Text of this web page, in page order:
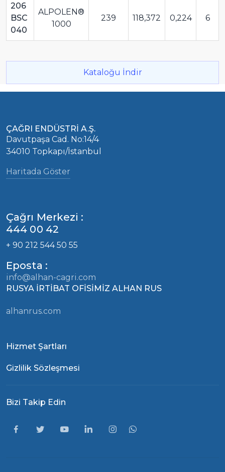
206
BSC
040
ALPOLEN®
1000
239 118,372 0,224 6
Kataloğu İndir
ÇAĞRI ENDÜSTRİ A.Ş.
Davutpaşa Cad. No:14/4
34010 Topkapı/İstanbul
Haritada Göster
Çağrı Merkezi :
444 00 42
+ 90 212 544 50 55
Eposta :
info@alhan-cagri.com
RUSYA İRTİBAT OFİSİMİZ ALHAN RUS
alhanrus.com
Hizmet Şartları
Gizlilik Sözleşmesi
Bizi Takip Edin